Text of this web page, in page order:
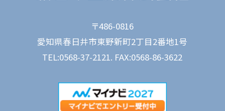
〒486-0816
愛知県春日井市東野新町2丁目2番地1号
TEL:0568-37-2121. FAX:0568-86-3622